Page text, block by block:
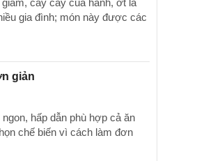
cay cay của hành, ớt là
gia đình; món này được các
giản
hấp dẫn phù hợp cả ăn
chế biến vì cách làm đơn